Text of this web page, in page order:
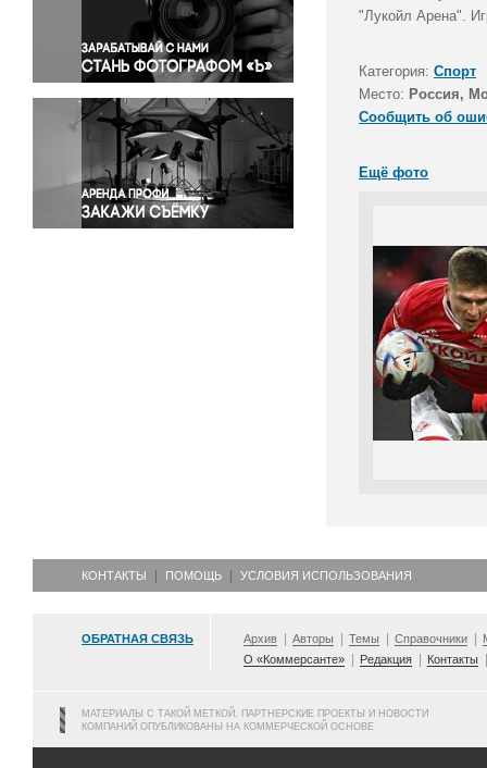
Правосудие
Происшествия и конфликты
Религия
Светская жизнь
Спорт
Экология
Экономика и бизнес
"Лукойл Арена".
Категория: Спорт
Место: Россия,
Сообщить об
Ещё фото
КОНТАКТЫ ПОМОЩЬ УСЛОВИЯ ИСПОЛЬЗОВАНИЯ
ОБРАТНАЯ СВЯЗЬ Архив Авторы Темы Справочники
О «Коммерсанте»
Редакция Контакты
МАТЕРИАЛЫ С ТАКОЙ МЕТКОЙ, ПАРТНЕРСКИЕ ПРОЕКТЫ И НОВОСТИ
КОМПАНИЙ ОПУБЛИКОВАНЫ НА КОММЕРЧЕСКОЙ ОСНОВЕ